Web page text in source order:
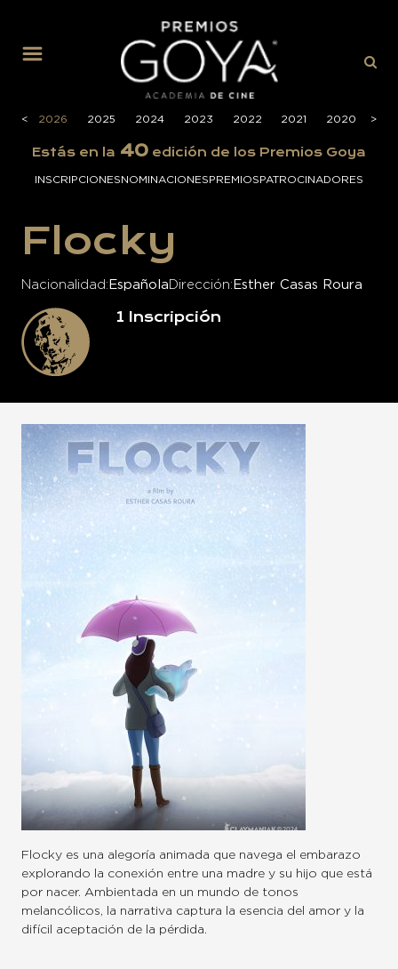
< 2026 2025 2024 2023 2022 2021 2020 >
Estás en la 40 edición de los Premios Goya
INSCRIPCIONESNOMINACIONESPREMIOSPATROCINADORES
Flocky
Nacionalidad Española Dirección Esther Casas Roura
1 Inscripción
Flocky es una alegoría animada que navega el embarazo
explorando la conexión entre una madre y su hijo que está
por nacer. Ambientada en un mundo de tonos
melancólicos, la narrativa captura la esencia del amor y la
difícil aceptación de la pérdida.